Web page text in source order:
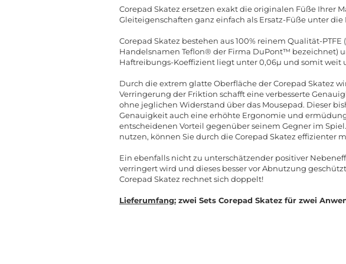
Corepad Skatez ersetzen exakt die originalen Füße Ihrer
Gleiteigenschaften ganz einfach als Ersatz-Füße unter die
Corepad Skatez bestehen aus 100% reinem Qualität-
Handelsnamen Teflon® der Firma DuPont™ bezeichnet)
Haftreibungs-Koeffizient liegt unter 0,06µ und somit weit
Durch die extrem glatte Oberfläche der Corepad Skatez
Verringerung der Friktion schafft eine verbesserte
ohne jeglichen Widerstand über das Mousepad. Dieser
Genauigkeit auch eine erhöhte Ergonomie und
entscheidenen Vorteil gegenüber seinem Gegner im
nutzen, können Sie durch die Corepad Skatez effizienter
Ein ebenfalls nicht zu unterschätzender positiver
verringert wird und dieses besser vor Abnutzung
Corepad Skatez rechnet sich doppelt!
Lieferumfang: zwei Sets Corepad Skatez für zwei